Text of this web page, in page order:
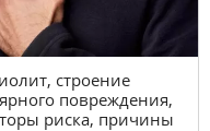
строение
повреждения,
риска, причины